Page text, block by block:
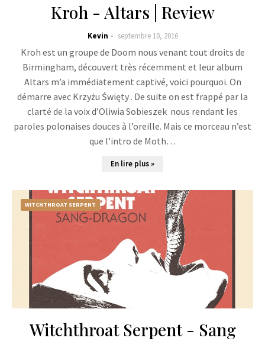
Kroh - Altars | Review
Kevin septembre 10, 2016
Kroh est un groupe de Doom nous venant tout droits de
Birmingham, découvert très récemment et leur album
Altars m’a immédiatement captivé, voici pourquoi. On
démarre avec Krzyżu Święty . De suite on est frappé par la
clarté de la voix d’Oliwia Sobieszek nous rendant les
paroles polonaises douces à l’oreille. Mais ce morceau n’est
que l’intro de Moth…
En lire plus »
WITCHTHROAT SERPENT
Witchthroat Serpent - Sang